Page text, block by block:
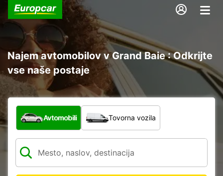
Najem avtomobilov v Grand Baie : Odkrijte
vse naše postaje
Katera vrsta vozila?
Avtomobili Tovorna vozila